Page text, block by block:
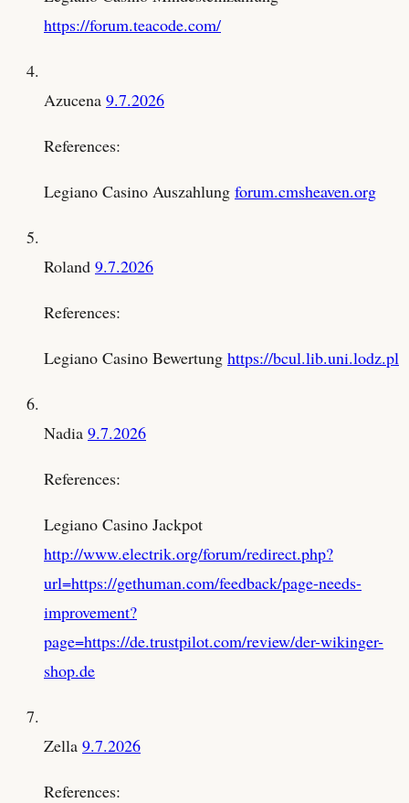
https://forum.teacode.com/
Azucena 9.7.2026
References:
Legiano Casino Auszahlung forum.cmsheaven.org
Roland 9.7.2026
References:
Legiano Casino Bewertung https://bcul.lib.uni.lodz.pl
Nadia 9.7.2026
References:
Legiano Casino Jackpot
http://www.electrik.org/forum/redirect.php?
url=https://gethuman.com/feedback/page-needs-
improvement?
page=https://de.trustpilot.com/review/der-wikinger-
shop.de
Zella 9.7.2026
References: